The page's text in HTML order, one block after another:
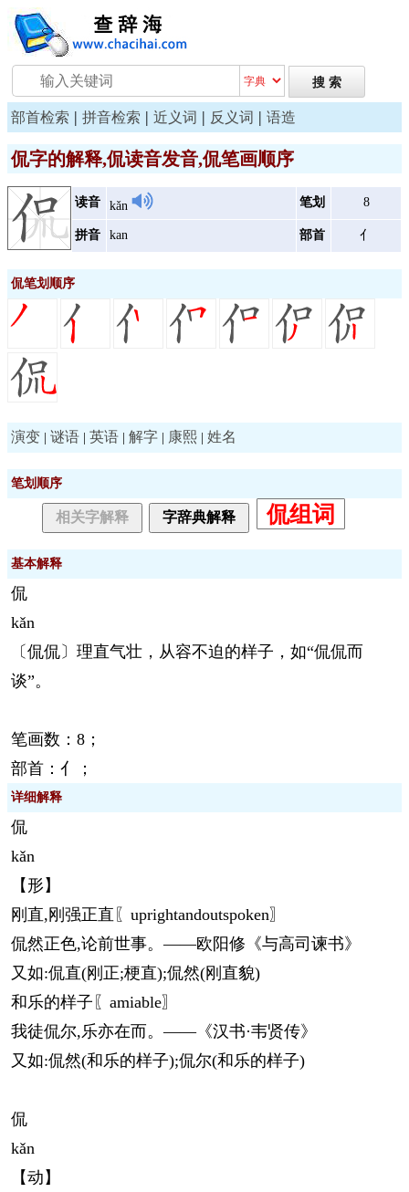
部首检索 | 拼音检索 | 近义词 | 反义词 | 语造
侃字的解释,侃读音发音,侃笔画顺序
读音 kǎn 笔划 8
拼音 kan 部首 亻
侃笔划顺序
演变 | 谜语 | 英语 | 解字 | 康熙 | 姓名
笔划顺序
相关字解释 字辞典解释 侃组词
基本解释
侃
kǎn
〔侃侃〕理直气壮，从容不迫的样子，如“侃侃而
谈”。
笔画数：8；
部首：亻；
详细解释
侃
kǎn
【形】
刚直,刚强正直〖uprightandoutspoken〗
侃然正色,论前世事。——欧阳修《与高司谏书》
又如:侃直(刚正;梗直);侃然(刚直貌)
和乐的样子〖amiable〗
我徒侃尔,乐亦在而。——《汉书·韦贤传》
又如:侃然(和乐的样子);侃尔(和乐的样子)
侃
kǎn
【动】